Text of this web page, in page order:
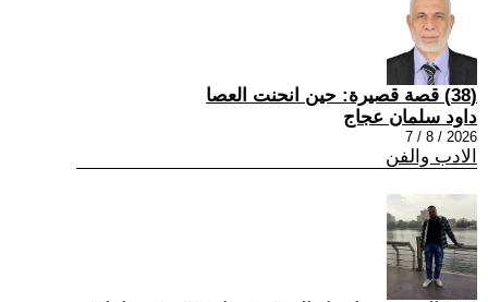
(38) قصة قصيرة: حين انحنت العصا
داود سلمان عجاج
2026 / 8 / 7
الادب والفن